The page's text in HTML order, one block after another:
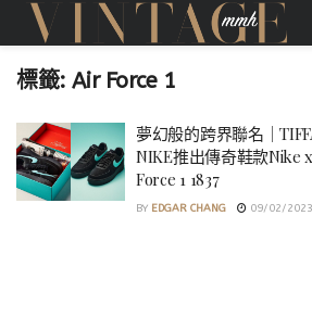
標籤:Air Force 1
夢幻般的跨界聯名｜
NIKE推出傳奇鞋款Nike
Force 1 1837
BY EDGAR CHANG 09/02/2023